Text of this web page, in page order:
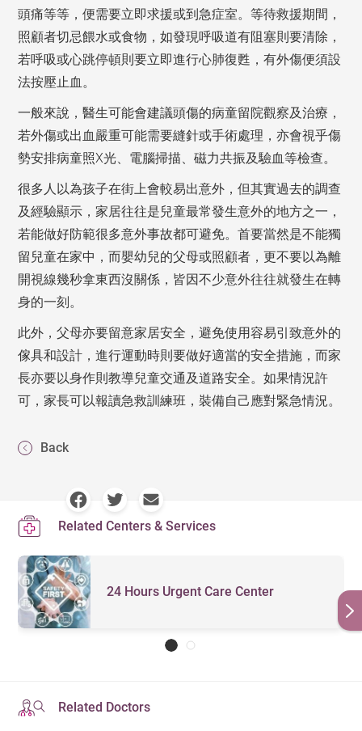
頭痛等等，便需要立即求援或到急症室。等待救援期間，
照顧者切忌餵水或食物，如發現呼吸道有阻塞則要清除，
若呼吸或心跳停頓則要立即進行心肺復甦，有外傷便須設
法按壓止血。
一般來說，醫生可能會建議頭傷的病童留院觀察及治療，
若外傷或出血嚴重可能需要縫針或手術處理，亦會視乎傷
勢安排病童照X光、電腦掃描、磁力共振及驗血等檢查。
很多人以為孩子在街上會較易出意外，但其實過去的調查
及經驗顯示，家居往往是兒童最常發生意外的地方之一，
若能做好防範很多意外事故都可避免。首要當然是不能獨
留兒童在家中，而嬰幼兒的父母或照顧者，更不要以為離
開視線幾秒拿東西沒關係，皆因不少意外往往就發生在轉
身的一刻。
此外，父母亦要留意家居安全，避免使用容易引致意外的
傢具和設計，進行運動時則要做好適當的安全措施，而家
長亦要以身作則教導兒童交通及道路安全。如果情況許
可，家長可以報讀急救訓練班，裝備自己應對緊急情況。
Back
Related Centers & Services
24 Hours Urgent Care Center
Related Doctors